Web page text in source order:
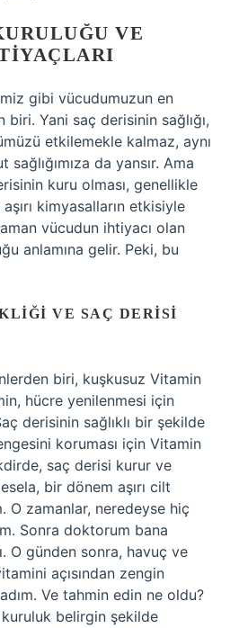
VE
gibi vücudumuzun en
Yani saç derisinin sağlığı,
etkilemekle kalmaz, aynı
da yansır. Ama
kuru olması, genellikle
kimyasalların etkisiyle
vücudun ihtiyacı olan
anlamına gelir. Peki, bu
VE SAÇ DERISI
biri, kuşkusuz Vitamin
hücre yenilenmesi için
derisinin sağlıklı bir şekilde
koruması için Vitamin
saç derisi kurur ve
bir dönem aşırı cilt
O zamanlar, neredeyse hiç
Sonra doktorum bana
O günden sonra, havuç ve
açısından zengin
Ve tahmin edin ne oldu?
belirgin şekilde